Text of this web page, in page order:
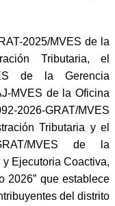
2025/MVES de la
Tributaria, el
de la Gerencia
MVES de la Oficina
2026-GRAT/MVES
Tributaria y el
MVES de la
Ejecutoria Coactiva,
2026” que establece
del distrito